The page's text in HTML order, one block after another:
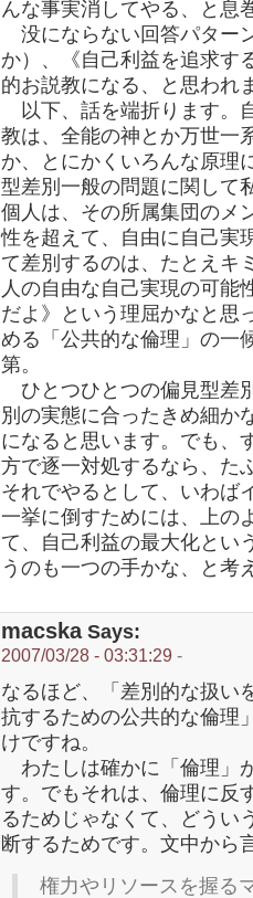
んな事実消してやる、と息
没にならない回答パター
か）、《自己利益を追求す
的お説教になる、と思われ
以下、話を端折ります。
教は、全能の神とか万世一
か、とにかくいろんな原理
型差別一般の問題に関して
個人は、その所属集団のメ
性を超えて、自由に自己実
て差別するのは、たとえキ
人の自由な自己実現の可能
だよ》という理屈かなと思
める「公共的な倫理」の一
第。
ひとつひとつの偏見型差
別の実態に合ったきめ細か
になると思います。でも、
方で逐一対処するなら、た
それでやるとして、いわば
一挙に倒すためには、上の
て、自己利益の最大化とい
うのも一つの手かな、と考
macskaSays:
2007/03/28 - 03:31:29 -
なるほど、「差別的な扱い
抗するための公共的な倫理
けですね。
わたしは確かに「倫理」
す。でもそれは、倫理に反
るためじゃなくて、どうい
断するためです。文中から
権力やリソースを握る